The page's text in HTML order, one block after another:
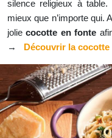
silence religieux à
mieux que n’importe qui.
jolie cocotte en fonte
→
Découvrir la